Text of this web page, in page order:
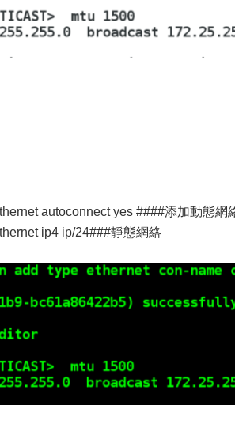
autoconnect yes ####添加動態網
ip4 ip/24###靜態網絡